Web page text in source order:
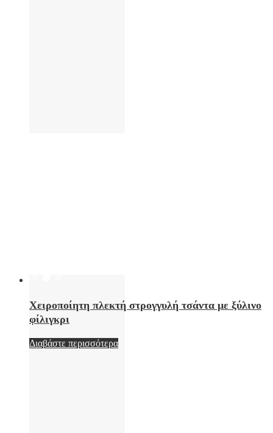
Χειροποίητη πλεκτή στρογγυλή τσάντα με ξύλινο
φίλιγκρι
Διαβάστε περισσότερα